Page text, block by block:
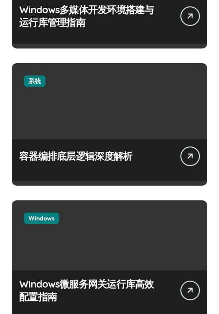
Windows多媒体开发环境搭建与
运行库管理指南
系统
容器编排底层逻辑深度解析
Windows
Windows微服务网关运行库高效
配置指南